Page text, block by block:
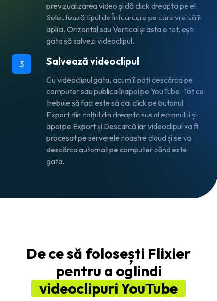
previzualizarea video și dă click dreapta pe el.
Selectează tipul de Întoarcere pe care vrei să îl
aplici, Orizontal sau Vertical și asta e tot, ești
gata să salvezi videoclipul.
3 Salvează videoclipul
Cu videoclipul gata, acum îl poți descărca pe
computer sau publica înapoi pe YouTube. Tot ce
trebuie să faci este să dai click pe butonul
Export din colțul din dreapta sus al ecranului și
apoi pe Export și Descarcă iar videoclipul va fi
procesat pe serverele noastre cloud și se va
descărca automat pe computer când este
gata.
De ce să folosești Flixier
pentru a oglindi
videoclipuri YouTube